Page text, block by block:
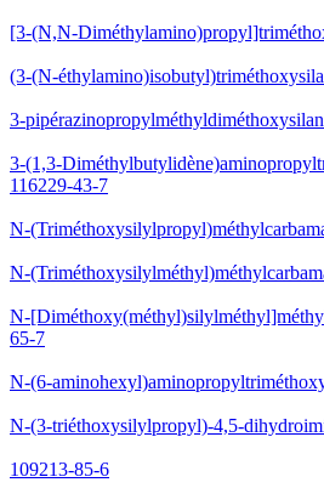
[3-(N,N-
(3-(N-
3-
3-(1,3-
116229-43-7
N-
N-
N-
65-7
N-(6-
N-(3-triéthoxysilylpropyl)-4,5-
109213-85-6